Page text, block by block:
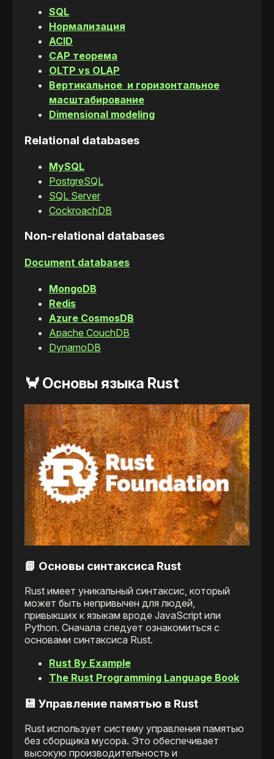
SQL
Нормализация
ACID
CAP теорема
OLTP vs OLAP
Вертикальное и горизонтальное
масштабирование
Dimensional modeling
Relational databases
MySQL
PostgreSQL
SQL Server
CockroachDB
Non-relational databases
Document databases
MongoDB
Redis
Azure CosmosDB
Apache CouchDB
DynamoDB
🦀 Основы языка Rust
📘 Основы синтаксиса Rust
Rust имеет уникальный синтаксис, который
может быть непривычен для людей,
привыкших к языкам вроде JavaScript или
Python. Сначала следует ознакомиться с
основами синтаксиса Rust.
Rust By Example
The Rust Programming Language Book
💾 Управление памятью в Rust
Rust использует систему управления памятью
без сборщика мусора. Это обеспечивает
высокую производительность и